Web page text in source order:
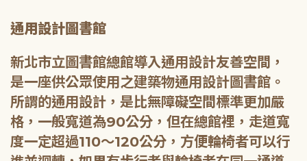
通用設計圖書館
新北市立圖書館總館導入通用設計友善空間，
是一座供公眾使用之建築物通用設計圖書館。
所謂的通用設計，是比無障礙空間標準更加嚴
格，一般寬道為90公分，但在總館裡，走道寬
度一定超過110～120公分，方便輪椅者可以行